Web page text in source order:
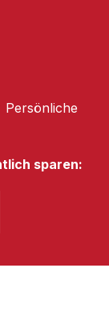
Persönliche
sparen: